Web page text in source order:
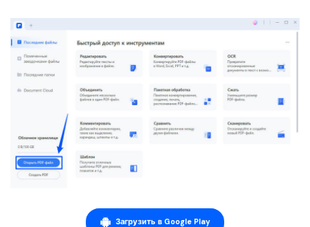
Загрузить в Google Play